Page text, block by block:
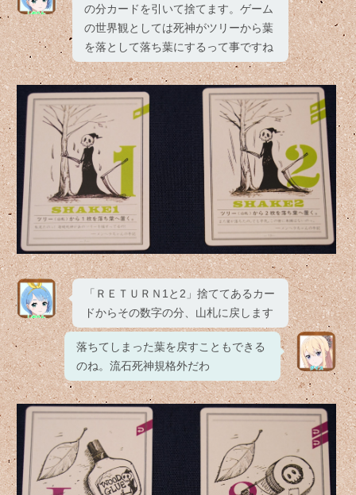
の分カードを引いて捨てます。ゲーム
の世界観としては死神がツリーから葉
を落として落ち葉にするって事ですね
「ＲＥＴＵＲＮ1と2」捨ててあるカー
ドからその数字の分、山札に戻します
落ちてしまった葉を戻すこともできる
のね。流石死神規格外だわ